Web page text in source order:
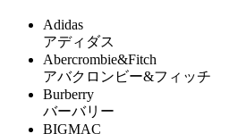
Adidas
アディダス
Abercrombie&Fitch
アバクロンビー&フィッチ
Burberry
バーバリー
BIGMAC